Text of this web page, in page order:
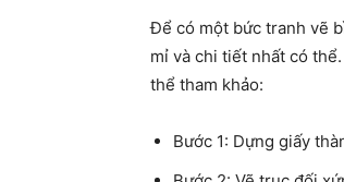
Để có một bức tranh vẽ
mỉ và chi tiết nhất có
thể tham khảo:
Bước 1: Dựng giấy